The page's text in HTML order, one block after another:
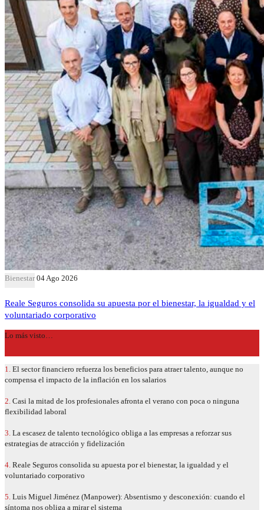
Bienestar 04 Ago 2026
Reale Seguros consolida su apuesta por el bienestar, la igualdad y el
voluntariado corporativo
Lo más visto…
1. El sector financiero refuerza los beneficios para atraer talento, aunque no
compensa el impacto de la inflación en los salarios
2. Casi la mitad de los profesionales afronta el verano con poca o ninguna
flexibilidad laboral
3. La escasez de talento tecnológico obliga a las empresas a reforzar sus
estrategias de atracción y fidelización
4. Reale Seguros consolida su apuesta por el bienestar, la igualdad y el
voluntariado corporativo
5. Luis Miguel Jiménez (Manpower): Absentismo y desconexión: cuando el
síntoma nos obliga a mirar el sistema